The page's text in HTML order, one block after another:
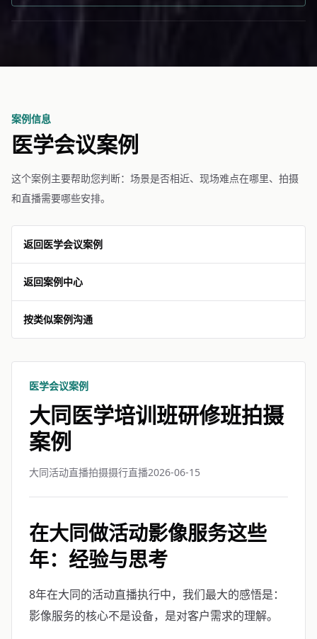
案例信息
医学会议案例
这个案例主要帮助您判断：场景是否相近、现场难点在哪里、拍摄
和直播需要哪些安排。
返回医学会议案例
返回案例中心
按类似案例沟通
医学会议案例
大同医学培训班研修班拍摄
案例
大同活动直播拍摄摄行直播2026-06-15
在大同做活动影像服务这些
年：经验与思考
8年在大同的活动直播执行中，我们最大的感悟是：
影像服务的核心不是设备，是对客户需求的理解。